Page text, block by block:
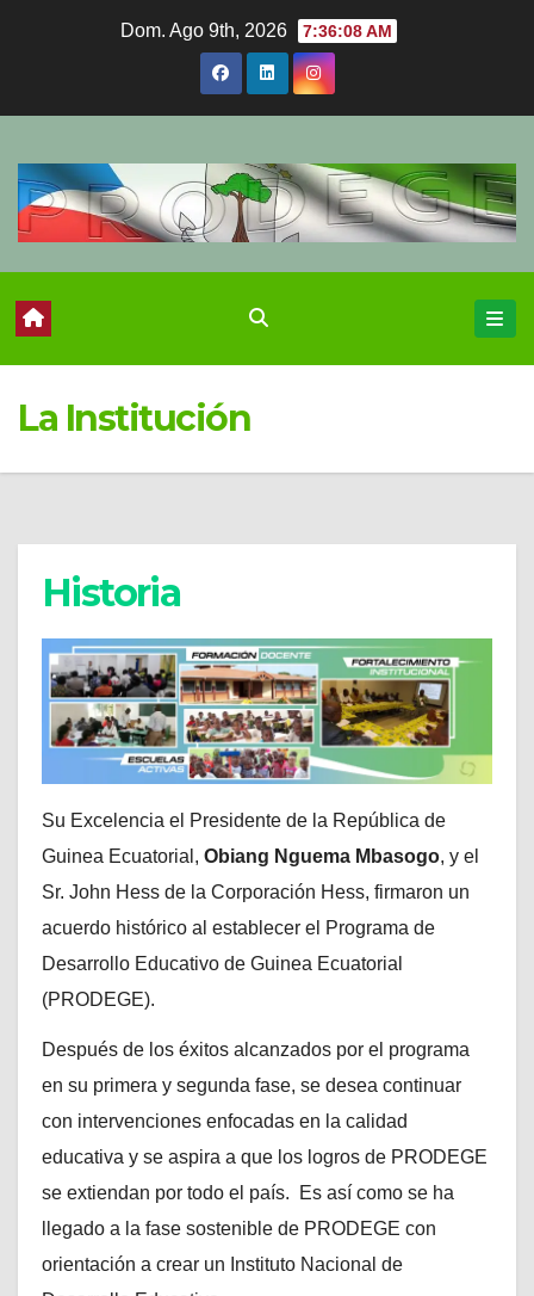
Dom. Ago 9th, 2026 7:36:09 AM
La Institución
Historia
Su Excelencia el Presidente de la República de
Guinea Ecuatorial, Obiang Nguema Mbasogo, y el
Sr. John Hess de la Corporación Hess, firmaron un
acuerdo histórico al establecer el Programa de
Desarrollo Educativo de Guinea Ecuatorial
(PRODEGE).
Después de los éxitos alcanzados por el programa
en su primera y segunda fase, se desea continuar
con intervenciones enfocadas en la calidad
educativa y se aspira a que los logros de PRODEGE
se extiendan por todo el país. Es así como se ha
llegado a la fase sostenible de PRODEGE con
orientación a crear un Instituto Nacional de